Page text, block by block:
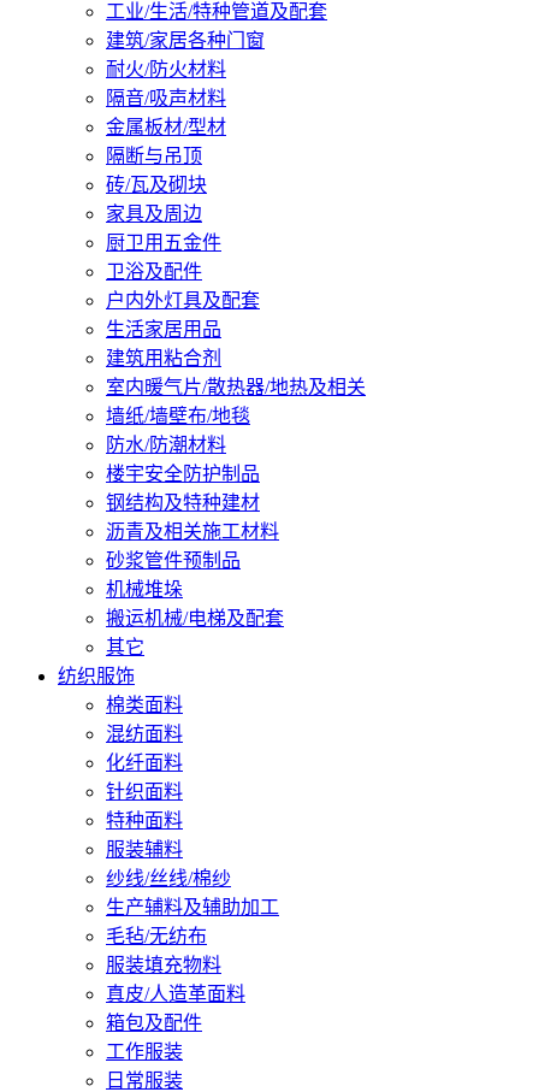
工业/生活/特种管道及配套
建筑/家居各种门窗
耐火/防火材料
隔音/吸声材料
金属板材/型材
隔断与吊顶
砖/瓦及砌块
家具及周边
厨卫用五金件
卫浴及配件
户内外灯具及配套
生活家居用品
建筑用粘合剂
室内暖气片/散热器/地热及相关
墙纸/墙壁布/地毯
防水/防潮材料
楼宇安全防护制品
钢结构及特种建材
沥青及相关施工材料
砂浆管件预制品
机械堆垛
搬运机械/电梯及配套
其它
纺织服饰
棉类面料
混纺面料
化纤面料
针织面料
特种面料
服装辅料
纱线/丝线/棉纱
生产辅料及辅助加工
毛毡/无纺布
服装填充物料
真皮/人造革面料
箱包及配件
工作服装
日常服装